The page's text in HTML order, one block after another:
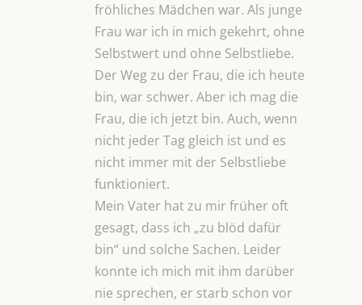
fröhliches Mädchen war. Als junge
Frau war ich in mich gekehrt, ohne
Selbstwert und ohne Selbstliebe.
Der Weg zu der Frau, die ich heute
bin, war schwer. Aber ich mag die
Frau, die ich jetzt bin. Auch, wenn
nicht jeder Tag gleich ist und es
nicht immer mit der Selbstliebe
funktioniert.
Mein Vater hat zu mir früher oft
gesagt, dass ich „zu blöd dafür
bin“ und solche Sachen. Leider
konnte ich mich mit ihm darüber
nie sprechen, er starb schon vor